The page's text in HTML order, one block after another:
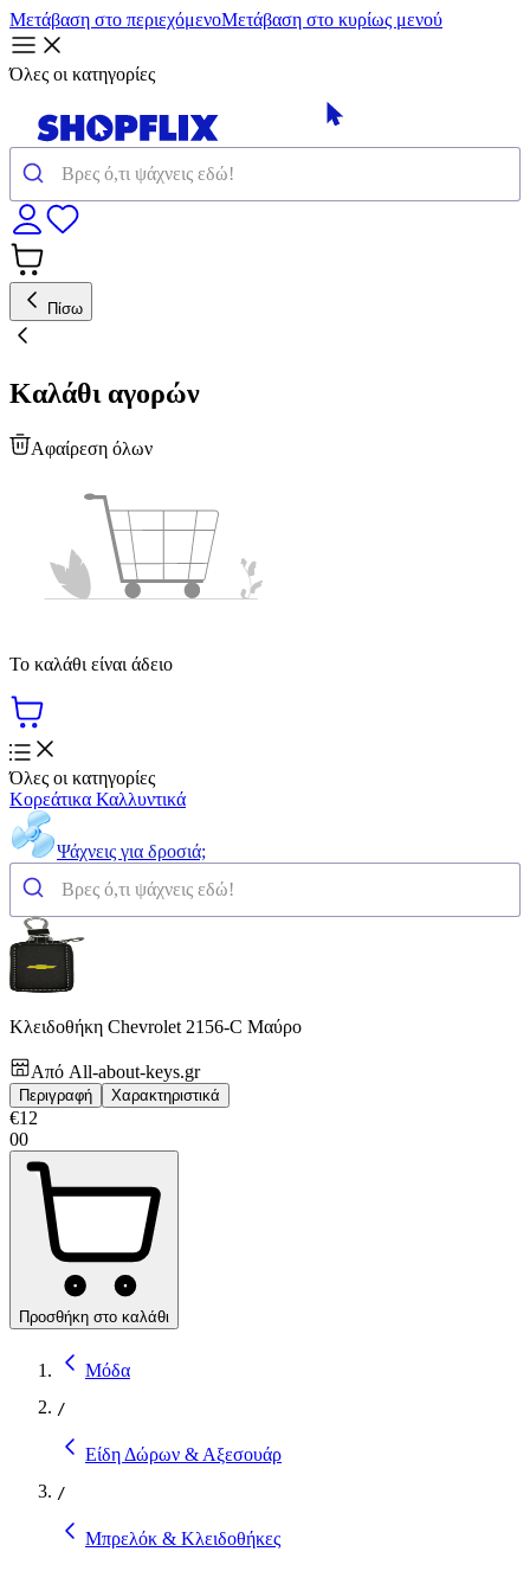
Μετάβαση στο περιεχόμενοΜετάβαση στο κυρίως μενού
Όλες οι κατηγορίες
Πίσω
Καλάθι αγορών
Αφαίρεση όλων
Το καλάθι είναι άδειο
Όλες οι κατηγορίες
Κορεάτικα Καλλυντικά
Ψάχνεις για δροσιά;
Κλειδοθήκη Chevrolet 2156-C Μαύρο
Από All-about-keys.gr
Περιγραφή Χαρακτηριστικά
€12
00
Προσθήκη στο καλάθι
Μόδα
/
Είδη Δώρων & Αξεσουάρ
/
Μπρελόκ & Κλειδοθήκες